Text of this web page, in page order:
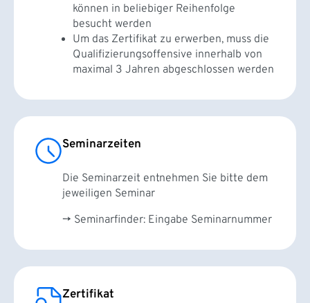
können in beliebiger Reihenfolge
besucht werden
Um das Zertifikat zu erwerben, muss die
Qualifizierungsoffensive innerhalb von
maximal 3 Jahren abgeschlossen werden
Seminarzeiten
Die Seminarzeit entnehmen Sie bitte dem
jeweiligen Seminar
→ Seminarfinder: Eingabe Seminarnummer
Zertifikat